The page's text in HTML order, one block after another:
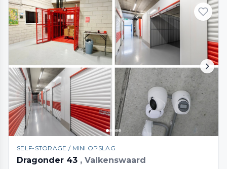
SELF-STORAGE / MINI OPSLAG
Dragonder 43 , Valkenswaard